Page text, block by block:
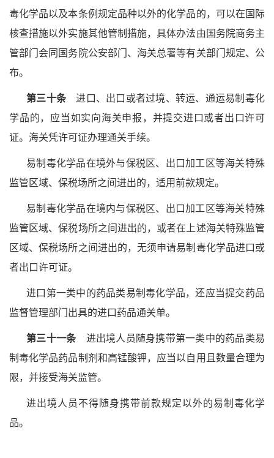
毒化学品以及本条例规定品种以外的化学品的，可以在国际
核查措施以外实施其他管制措施，具体办法由国务院商务主
管部门会同国务院公安部门、海关总署等有关部门规定、公
布。
第三十条
进口、出口或者过境、转运、通运易制毒化
学品的，应当如实向海关申报，并提交进口或者出口许可
证。海关凭许可证办理通关手续。
易制毒化学品在境外与保税区、出口加工区等海关特殊
监管区域、保税场所之间进出的，适用前款规定。
易制毒化学品在境内与保税区、出口加工区等海关特殊
监管区域、保税场所之间进出的，或者在上述海关特殊监管
区域、保税场所之间进出的，无须申请易制毒化学品进口或
者出口许可证。
进口第一类中的药品类易制毒化学品，还应当提交药品
监督管理部门出具的进口药品通关单。
第三十一条进出境人员随身携带第一类中的药品类易
制毒化学品药品制剂和高锰酸钾，应当以自用且数量合理为
限，并接受海关监管。
进出境人员不得随身携带前款规定以外的易制毒化学
品。